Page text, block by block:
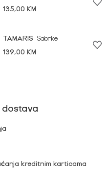
135,00 KM
TAMARIS
Salonke
139,00 KM
dostava
kreditnim karticama